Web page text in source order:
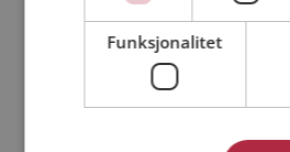
Funksjonalitet